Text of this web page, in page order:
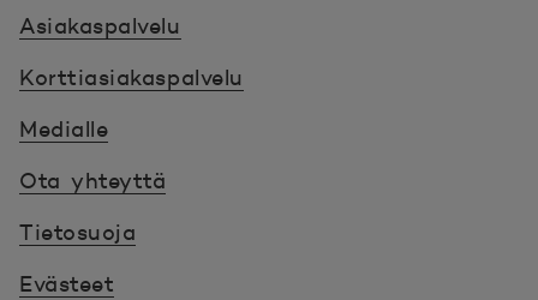
Asiakaspalvelu
Korttiasiakaspalvelu
Medialle
Ota yhteyttä
Tietosuoja
Evästeet